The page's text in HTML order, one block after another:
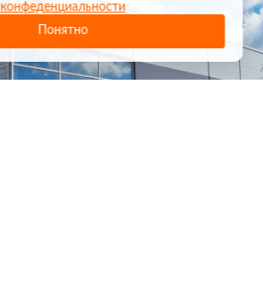
конфеденциальности
Понятно